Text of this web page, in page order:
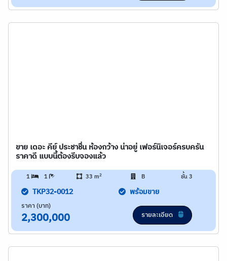
ขาย เดอะ คีย์ ประชาชื่น ห้องกว้าง น่าอยู่ เฟอร์นิเจอร์ครบครัน
ราคาดี แบบนี้ต้องรีบจองแล้ว
1 1 33 m2 B ชั้น 3
TKP32-0012 พร้อมขาย
ราคา (บาท)
2,300,000 รายละเอียด